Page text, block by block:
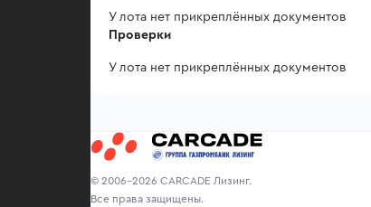
У лота нет прикреплённых документов
Проверки
У лота нет прикреплённых документов
© 2006-2026 CARCADE Лизинг.
Все права защищены.